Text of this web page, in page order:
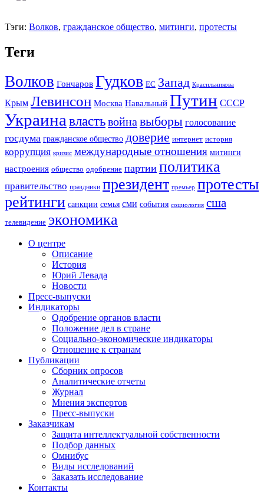
Тэги: Волков, гражданское общество, митинги, протесты
Теги
Волков Гончаров Гудков ЕС Запад Красильникова
Крым Левинсон Москва Навальный Путин СССР
Украина властьвойна выборы голосование
госдума гражданское общество доверие интернет история
коррупция кризис международные отношения митинги
настроения общество одобрение партии политика
правительство праздники президент премьер протесты
рейтинги санкции семья сми события социология сша
телевидение экономика
О центре
Описание
История
Юрий Левада
Новости
Пресс-выпуски
Индикаторы
Одобрение органов власти
Положение дел в стране
Социально-экономические индикаторы
Отношение к странам
Публикации
Сборник опросов
Аналитические отчеты
Журнал
Мнения экспертов
Пресс-выпуски
Заказчикам
Защита интеллектуальной собственности
Подбор данных
Омнибус
Виды исследований
Заказать исследование
Контакты